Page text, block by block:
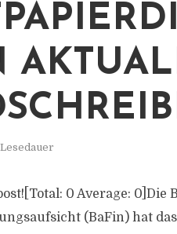
0 Average: 0]Die
(BaFin) hat